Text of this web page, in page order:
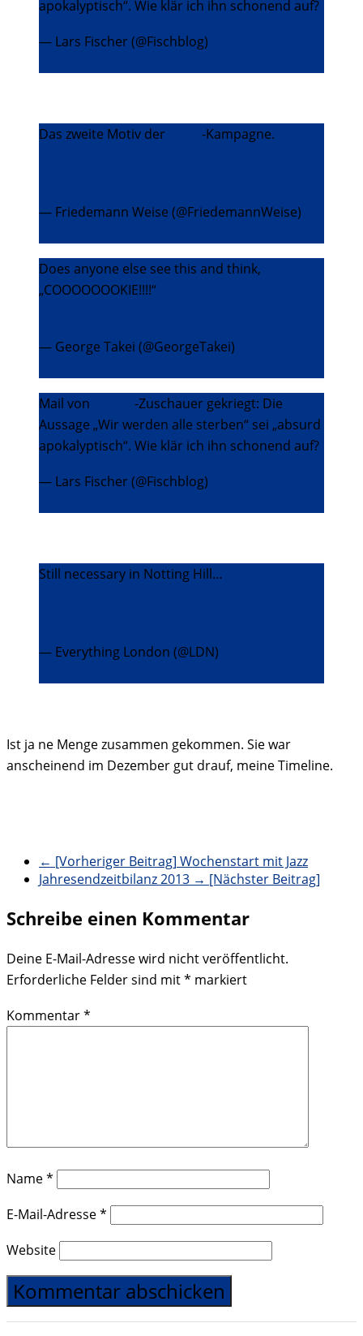
apokalyptisch“. Wie klär ich ihn schonend auf?
— Lars Fischer (@Fischblog)
Das zweite Motiv der
-Kampagne.
— Friedemann Weise (@FriedemannWeise)
Does anyone else see this and think,
„COOOOOOOKIE!!!!“
— George Takei (@GeorgeTakei)
Mail von
-Zuschauer gekriegt: Die
Aussage „Wir werden alle sterben“ sei „absurd
apokalyptisch“. Wie klär ich ihn schonend auf?
— Lars Fischer (@Fischblog)
Still necessary in Notting Hill…
— Everything London (@LDN)
Ist ja ne Menge zusammen gekommen. Sie war
anscheinend im Dezember gut drauf, meine Timeline.
← [Vorheriger Beitrag] Wochenstart mit Jazz
Jahresendzeitbilanz 2013 → [Nächster Beitrag]
Schreibe einen Kommentar
Deine E-Mail-Adresse wird nicht veröffentlicht.
Erforderliche Felder sind mit* markiert
Kommentar*
Name*
E-Mail-Adresse*
Website